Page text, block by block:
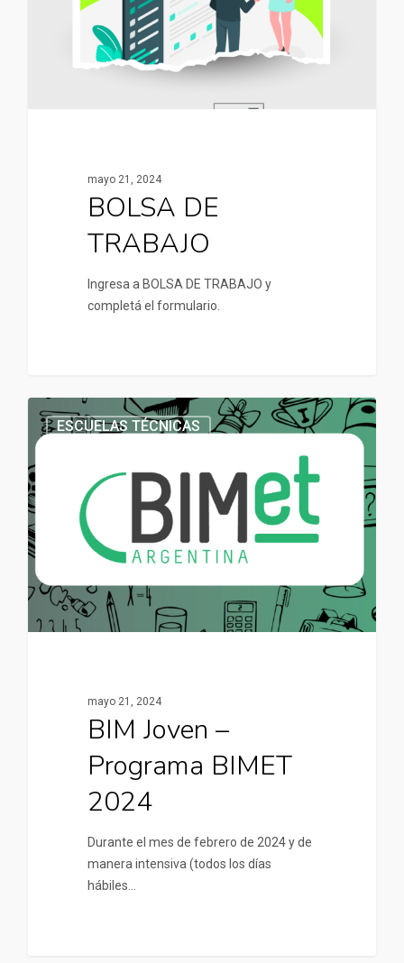
mayo 21, 2024
BOLSA DE
TRABAJO
Ingresa a BOLSA DE TRABAJO y
completá el formulario.
ESCUELAS TÉCNICAS
mayo 21, 2024
BIM Joven –
Programa BIMET
2024
Durante el mes de febrero de 2024 y de
manera intensiva (todos los días
hábiles…